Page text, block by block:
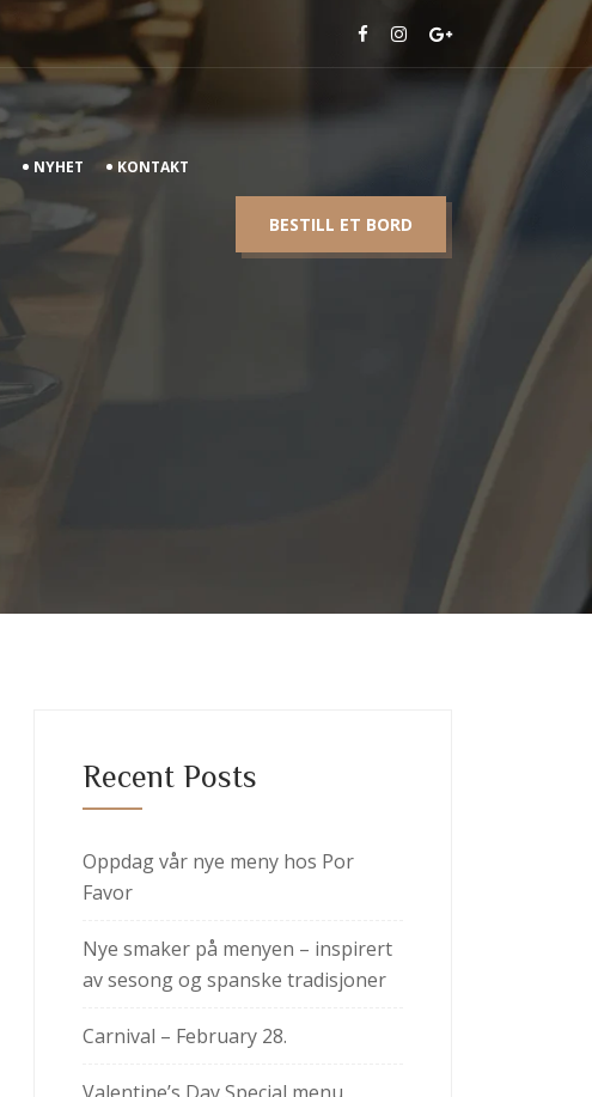
NYHET KONTAKT
BESTILL ET BORD
Recent Posts
Oppdag vår nye meny hos Por
Favor
Nye smaker på menyen – inspirert
av sesong og spanske tradisjoner
Carnival – February 28.